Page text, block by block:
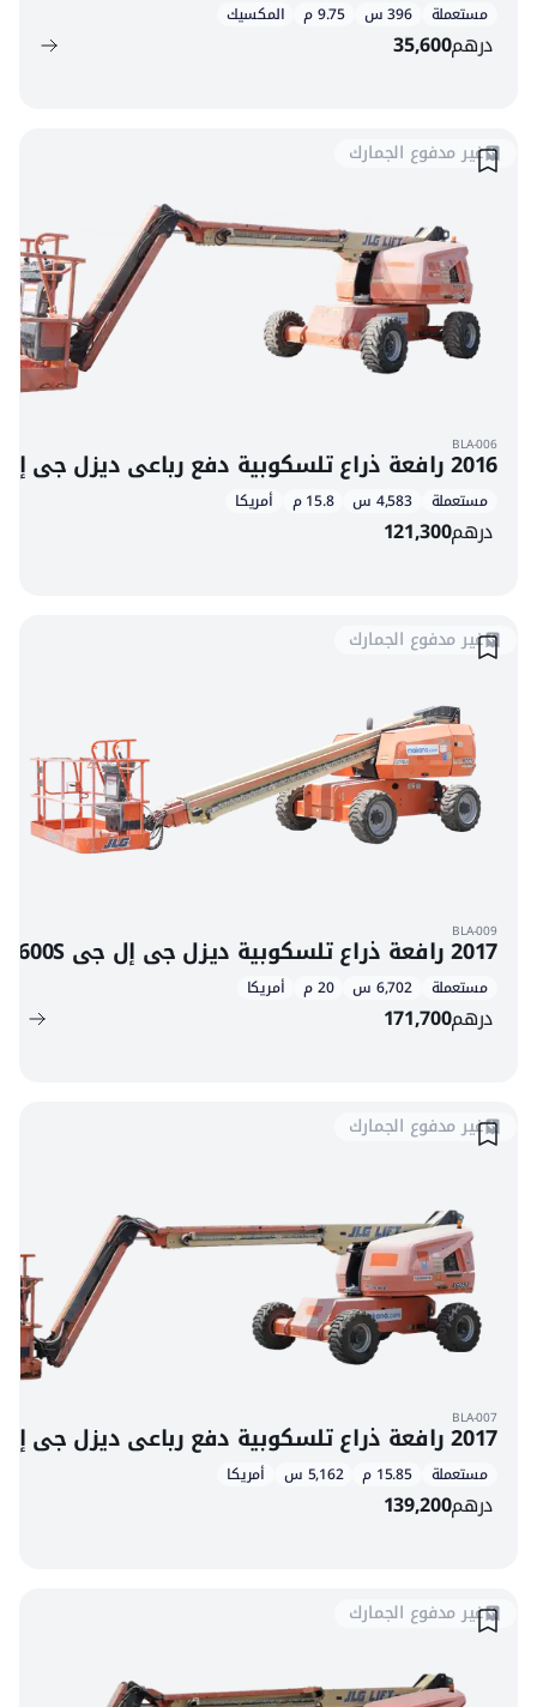
مستعملة 396 س 9.75 م المكسيك
درهم35,600
غير مدفوع الجمارك
BLA-006
2016 رافعة ذراع تلسكوبية دفع رباعي ديزل جي إل جي 460SJ
مستعملة 4,583 س 15.8 م أمريكا
درهم121,300
غير مدفوع الجمارك
BLA-009
2017 رافعة ذراع تلسكوبية ديزل جي إل جي 600S
مستعملة 6,702 س 20 م أمريكا
درهم171,700
غير مدفوع الجمارك
BLA-007
2017 رافعة ذراع تلسكوبية دفع رباعي ديزل جي إل جي 460SJ
مستعملة 15.85 م 5,162 س أمريكا
درهم139,200
غير مدفوع الجمارك